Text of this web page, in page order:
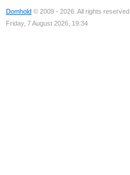
Domhold © 2009 - 2026. All rights reserved.
Friday, 7 August 2026, 19:34